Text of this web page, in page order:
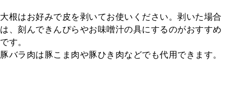
大根はお好みで皮を剥いてお使いください。剥いた場合
は、刻んできんぴらやお味噌汁の具にするのがおすすめ
です。
豚バラ肉は豚こま肉や豚ひき肉などでも代用できます。